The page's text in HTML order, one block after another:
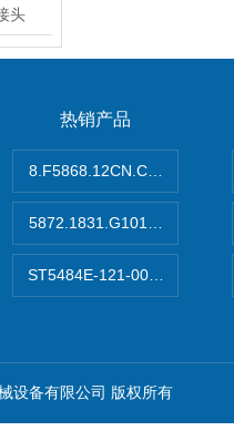
头
热销产品
8.F5868.12CN.C122德国
5872.1831.G101德国库伯勒
ST5484E-121-0032-00美国
设备有限公司 版权所有